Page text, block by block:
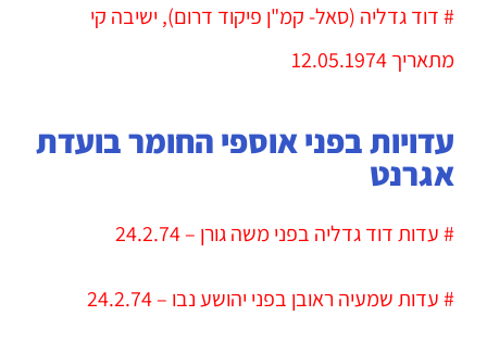
# דוד גדליה (סאל- קמ"ן פיקוד דרום), ישיבה קי
מתאריך 12.05.1974
עדויות בפני אוספי החומר בועדת
אגרנט
# עדות דוד גדליה בפני משה גורן – 24.2.74
# עדות שמעיה ראובן בפני יהושע נבו – 24.2.74